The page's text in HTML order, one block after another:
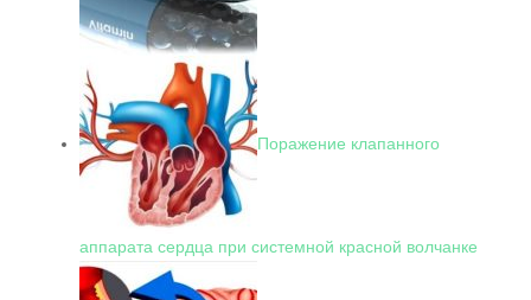
Поражение клапанного
аппарата сердца при системной красной волчанке